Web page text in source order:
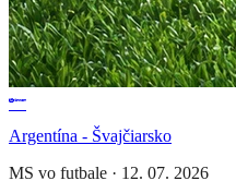
Argentína - Švajčiarsko
MS vo futbale · 12. 07. 2026